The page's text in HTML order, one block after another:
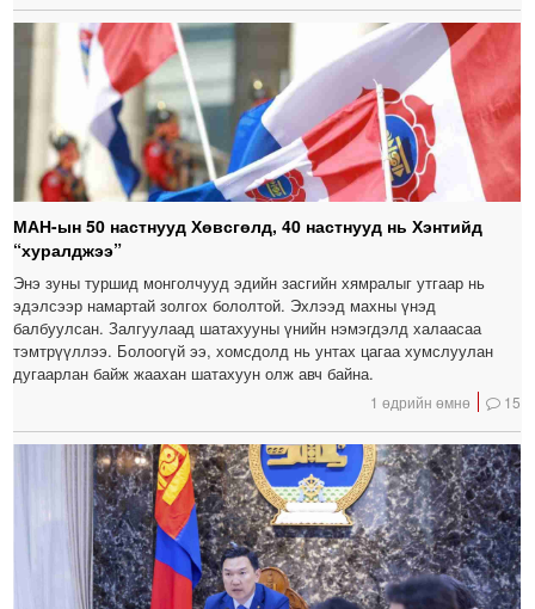
МАН-ын 50 настнууд Хөвсгөлд, 40 настнууд нь Хэнтийд
“хуралджээ”
Энэ зуны туршид монголчууд эдийн засгийн хямралыг утгаар нь
эдэлсээр намартай золгох бололтой. Эхлээд махны үнэд
балбуулсан. Залгуулаад шатахууны үнийн нэмэгдэлд халаасаа
тэмтрүүллээ. Болоогүй ээ, хомсдолд нь унтах цагаа хумслуулан
дугаарлан байж жаахан шатахуун олж авч байна.
1 өдрийн өмнө 15